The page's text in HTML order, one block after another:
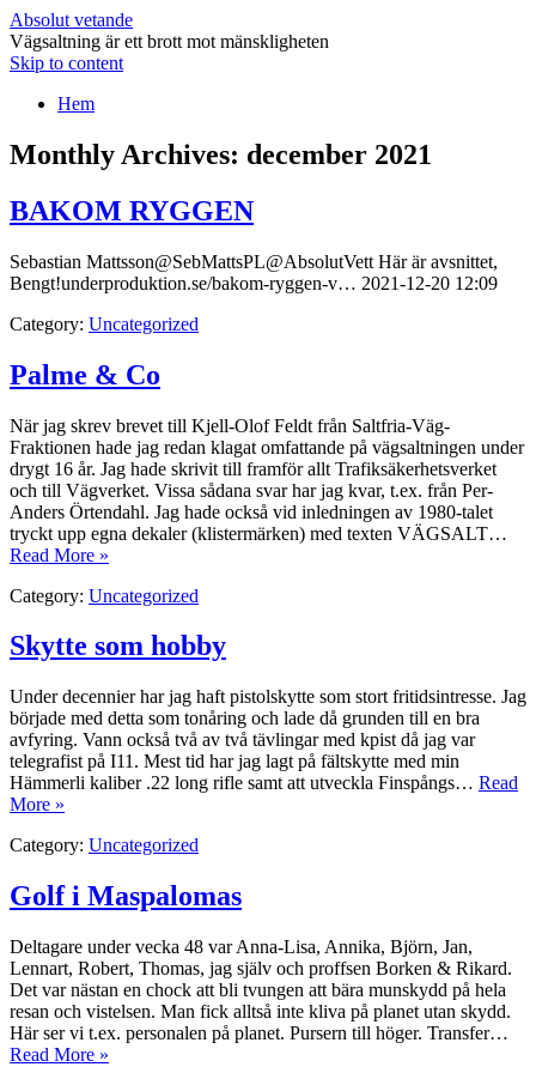
Absolut vetande
Vägsaltning är ett brott mot mänskligheten
Skip to content
Hem
Monthly Archives: december 2021
BAKOM RYGGEN
Sebastian Mattsson⁦‪@SebMattsPL‬⁩⁦‪@AbsolutVett‬⁩ Här är avsnittet,
Bengt!underproduktion.se/bakom-ryggen-v… 2021-12-20 12:09
Category: Uncategorized
Palme & Co
När jag skrev brevet till Kjell-Olof Feldt från Saltfria-Väg-
Fraktionen hade jag redan klagat omfattande på vägsaltningen under
drygt 16 år. Jag hade skrivit till framför allt Trafiksäkerhetsverket
och till Vägverket. Vissa sådana svar har jag kvar, t.ex. från Per-
Anders Örtendahl. Jag hade också vid inledningen av 1980-talet
tryckt upp egna dekaler (klistermärken) med texten VÄGSALT…
Read More »
Category: Uncategorized
Skytte som hobby
Under decennier har jag haft pistolskytte som stort fritidsintresse. Jag
började med detta som tonåring och lade då grunden till en bra
avfyring. Vann också två av två tävlingar med kpist då jag var
telegrafist på I11. Mest tid har jag lagt på fältskytte med min
Hämmerli kaliber .22 long rifle samt att utveckla Finspångs… Read
More »
Category: Uncategorized
Golf i Maspalomas
Deltagare under vecka 48 var Anna-Lisa, Annika, Björn, Jan,
Lennart, Robert, Thomas, jag själv och proffsen Borken & Rikard.
Det var nästan en chock att bli tvungen att bära munskydd på hela
resan och vistelsen. Man fick alltså inte kliva på planet utan skydd.
Här ser vi t.ex. personalen på planet. Pursern till höger. Transfer…
Read More »